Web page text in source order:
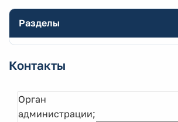
Разделы
Контакты
Орган
администрации;